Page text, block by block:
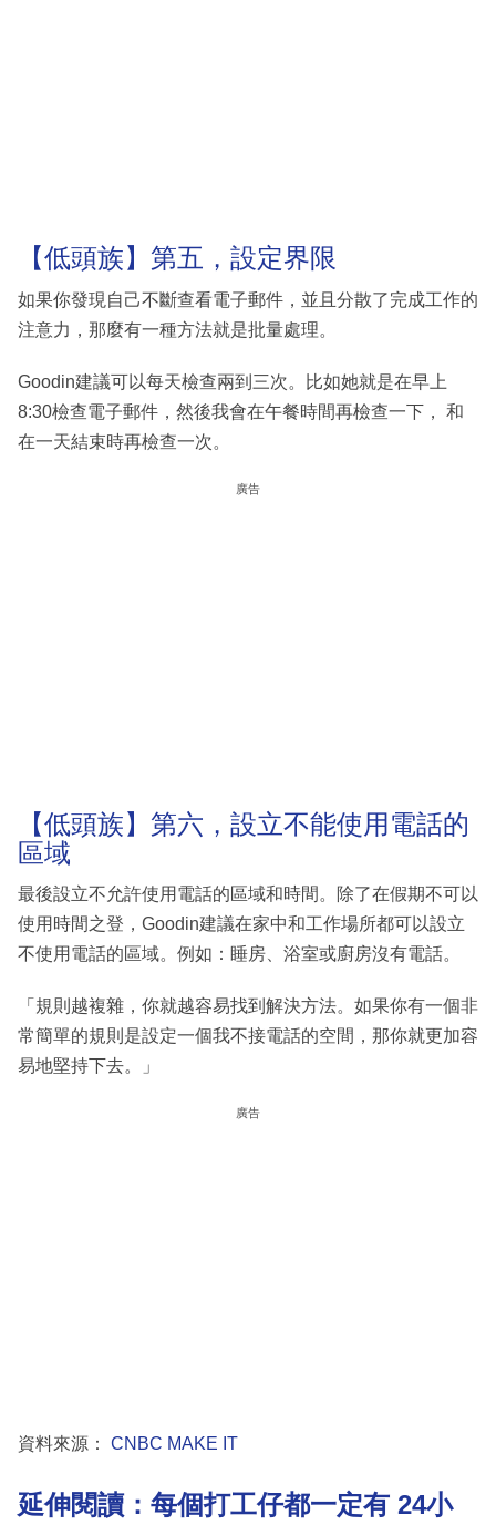
【低頭族】第五，設定界限
如果你發現自己不斷查看電子郵件，並且分散了完成工作的
注意力，那麼有一種方法就是批量處理。
Goodin建議可以每天檢查兩到三次。比如她就是在早上
8:30檢查電子郵件，然後我會在午餐時間再檢查一下， 和
在一天結束時再檢查一次。
廣告
【低頭族】第六，設立不能使用電話的
區域
最後設立不允許使用電話的區域和時間。除了在假期不可以
使用時間之登，Goodin建議在家中和工作場所都可以設立
不使用電話的區域。例如：睡房、浴室或廚房沒有電話。
「規則越複雜，你就越容易找到解決方法。如果你有一個非
常簡單的規則是設定一個我不接電話的空間，那你就更加容
易地堅持下去。」
廣告
資料來源： CNBC MAKE IT
延伸閱讀：每個打工仔都一定有 24小